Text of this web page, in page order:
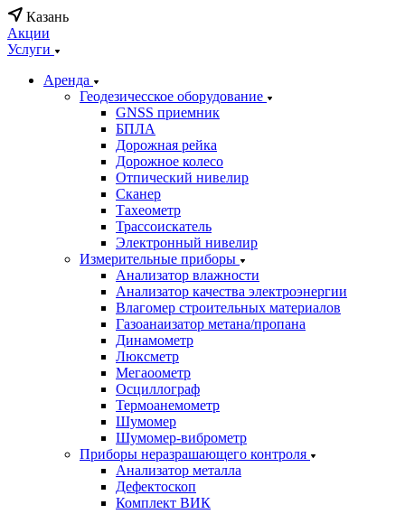
Казань
Акции
Услуги
Аренда
Геодезичесское оборудование
GNSS приемник
БПЛА
Дорожная рейка
Дорожное колесо
Отпический нивелир
Сканер
Тахеометр
Трассоискатель
Электронный нивелир
Измерительные приборы
Анализатор влажности
Анализатор качества электроэнергии
Влагомер строительных материалов
Газоанаизатор метана/пропана
Динамометр
Люксметр
Мегаоометр
Осциллограф
Термоанемометр
Шумомер
Шумомер-виброметр
Приборы неразрашающего контроля
Анализатор металла
Дефектоскоп
Комплект ВИК